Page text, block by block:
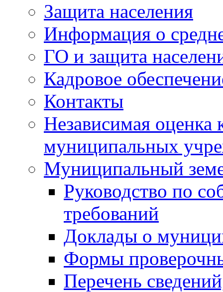
Защита населения
Информация о
ГО и защита
Кадровое
Контакты
Независимая оценка
муниципальных
Муниципальный
Руководство по
требований
Доклады о
Формы
Перечень